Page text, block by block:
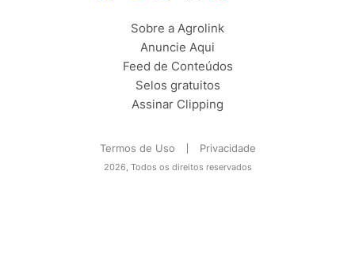
Sobre a Agrolink
Anuncie Aqui
Feed de Conteúdos
Selos gratuitos
Assinar Clipping
Termos de Uso Privacidade
2026, Todos os direitos reservados